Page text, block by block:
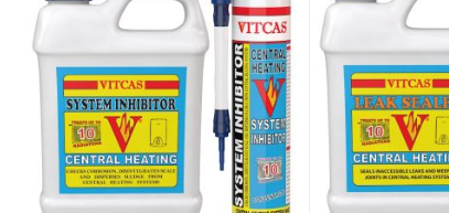
chaleur
Contrecoeur
résistants